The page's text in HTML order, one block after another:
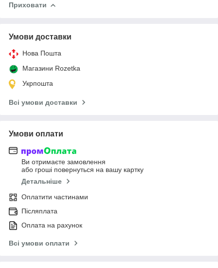
Приховати
Умови доставки
Нова Пошта
Магазини Rozetka
Укрпошта
Всі умови доставки
Умови оплати
Ви отримаєте замовлення
або гроші повернуться на вашу картку
Детальніше
Оплатити частинами
Післяплата
Оплата на рахунок
Всі умови оплати